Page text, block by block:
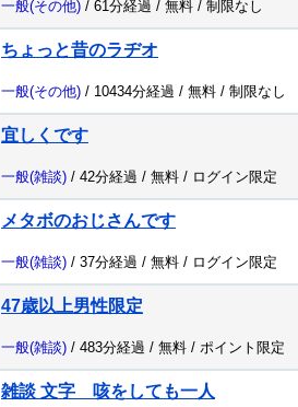
一般(その他) / 61分経過 / 無料 / 制限なし
ちょっと昔のラヂオ
一般(その他) / 10434分経過 / 無料 / 制限なし
宜しくです
一般(雑談) / 42分経過 / 無料 / ログイン限定
メタボのおじさんです
一般(雑談) / 37分経過 / 無料 / ログイン限定
47歳以上男性限定
一般(雑談) / 483分経過 / 無料 / ポイント限定
雑談 文字 咳をしても一人